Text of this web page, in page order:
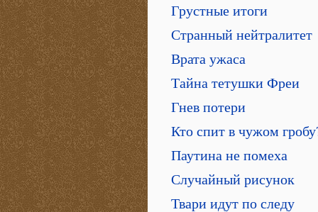
Грустные итоги
Странный нейтралитет
Врата ужаса
Тайна тетушки Фреи
Гнев потери
Кто спит в чужом
Паутина не помеха
Случайный рисунок
Твари идут по следу